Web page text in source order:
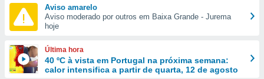
e
forma
digital
Aviso amarelo
Aviso moderado por outros em Baixa Grande - Jurema
hoje
Última hora
40 ºC à vista em Portugal na próxima semana:
calor intensifica a partir de quarta, 12 de agosto